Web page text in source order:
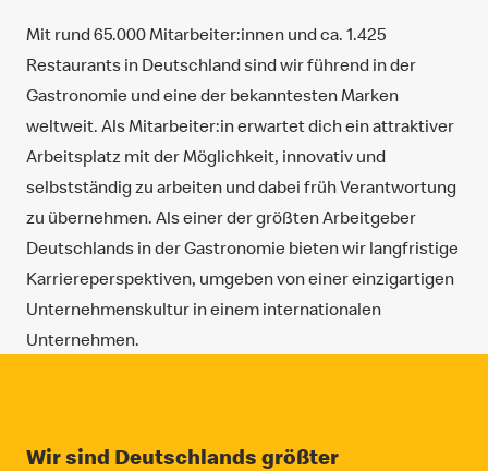
Mit rund 65.000 Mitarbeiter:innen und ca. 1.425
Restaurants in Deutschland sind wir führend in der
Gastronomie und eine der bekanntesten Marken
weltweit. Als Mitarbeiter:in erwartet dich ein attraktiver
Arbeitsplatz mit der Möglichkeit, innovativ und
selbstständig zu arbeiten und dabei früh Verantwortung
zu übernehmen. Als einer der größten Arbeitgeber
Deutschlands in der Gastronomie bieten wir langfristige
Karriereperspektiven, umgeben von einer einzigartigen
Unternehmenskultur in einem internationalen
Unternehmen.
Wir sind Deutschlands größter